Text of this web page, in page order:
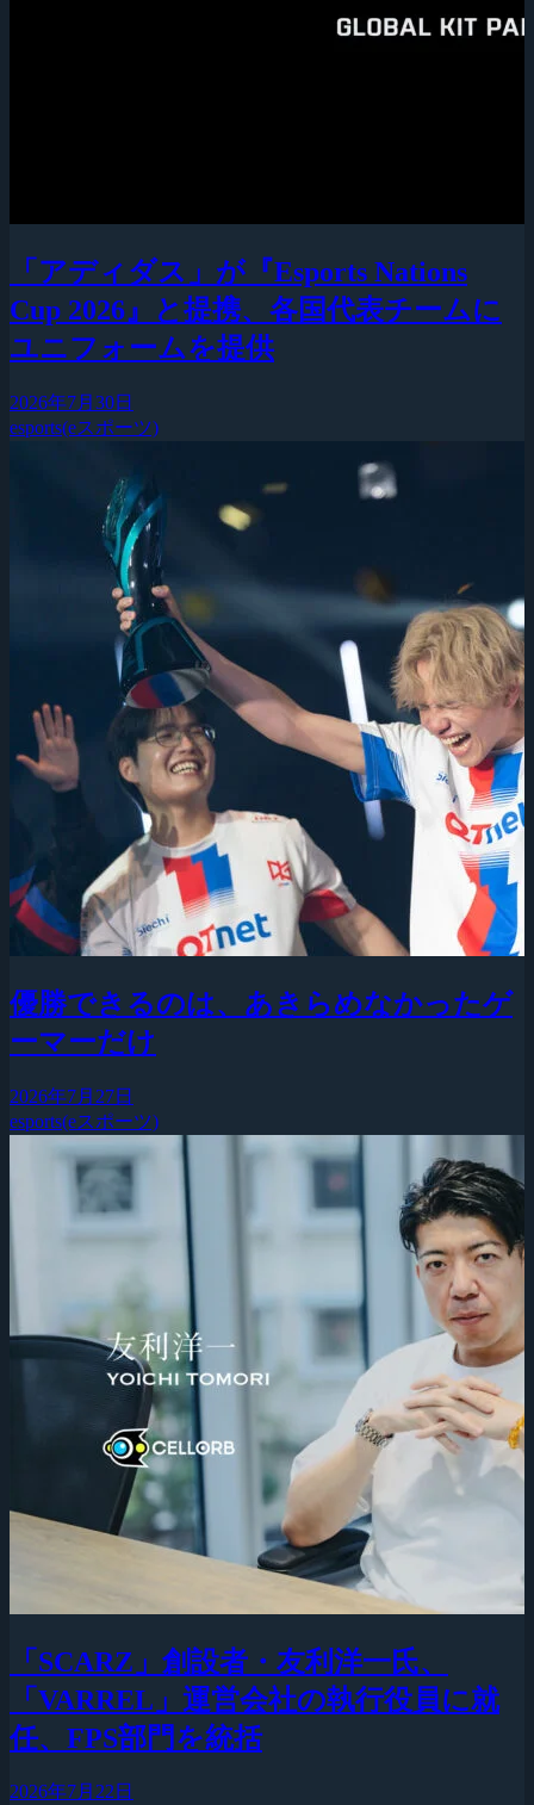
「アディダス」が『Esports Nations
Cup 2026』と提携、各国代表チームに
ユニフォームを提供
2026年7月30日
esports(eスポーツ)
優勝できるのは、あきらめなかったゲ
ーマーだけ
2026年7月27日
esports(eスポーツ)
「SCARZ」創設者・友利洋一氏、
「VARREL」運営会社の執行役員に就
任、FPS部門を統括
2026年7月22日